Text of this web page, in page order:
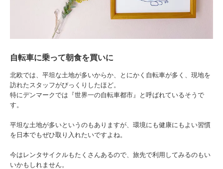
自転車に乗って朝食を買いに
北欧では、平坦な土地が多いからか、とにかく自転車が多く、現地を
訪れたスタッフがびっくりしたほど。
特にデンマークでは『世界一の自転車都市』と呼ばれているそうで
す。
平坦な土地が多いというのもありますが、環境にも健康にもよい習慣
を日本でもぜひ取り入れたいですよね。
今はレンタサイクルもたくさんあるので、旅先で利用してみるのもい
いかもしれません。